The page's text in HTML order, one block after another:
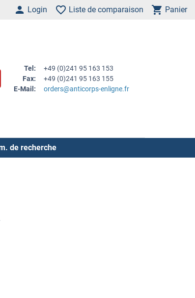
Login Liste de comparaison Panier
Tel:
+49 (0)241 95 163 153
Fax:
+49 (0)241 95 163 155
E-Mail:
orders@anticorps-enligne.fr
de recherche